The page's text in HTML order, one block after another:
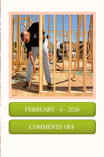
FEBRUARY - 8 - 2026
COMMENTS OFFON